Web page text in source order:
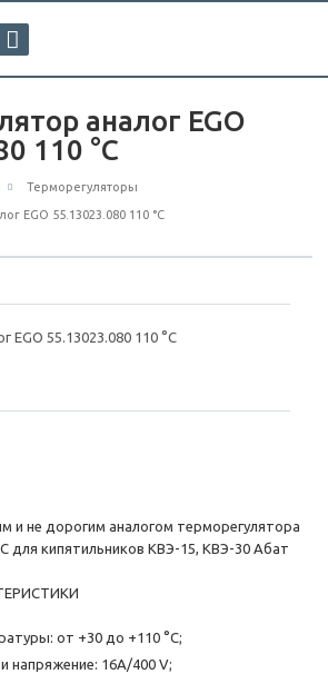
аналог EGO
110 °С
Терморегуляторы
EGO 55.13023.080 110 °С
EGO 55.13023.080 110 °С
и не дорогим аналогом терморегулятора
для кипятильников КВЭ-15, КВЭ-30 Абат
от +30 до +110 °С;
напряжение: 16А/400 V;